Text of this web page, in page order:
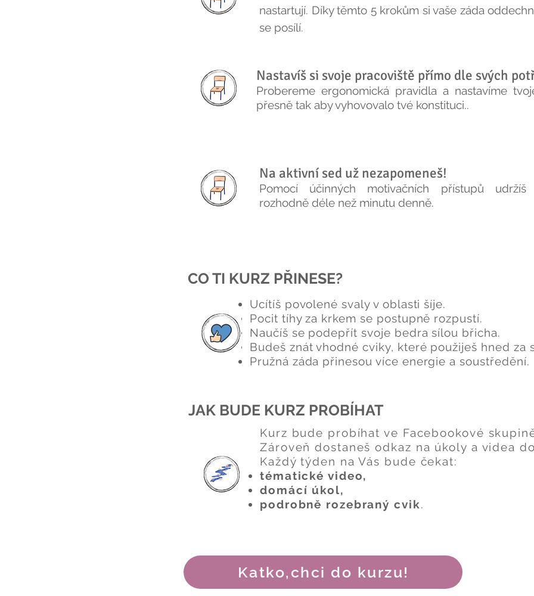
nastartují. Díky těmto 5 krokům si vaše záda
se posílí.
Nastavíš si svoje pracoviště přímo dle svých
Probereme ergonomická pravidla a nastavíme
přesně tak aby vyhovovalo tvé konstituci..
Na aktivní sed už nezapomeneš!
Pomocí účinných motivačních přístupů
rozhodně déle než minutu denně.
CO TI KURZ PŘINESE?
Ucítíš povolené svaly v oblasti šíje.
Pocit tíhy za krkem se postupně rozpustí.
Naučíš se podepřít svoje bedra sílou břicha.
Budeš znát vhodné cviky, které použiješ hned za
Pružná záda přinesou více energie a soustředění.
JAK BUDE KURZ PROBÍHAT
Kurz bude probíhat ve Facebookové
Zároveň dostaneš odkaz na úkoly a videa
Každý týden na Vás bude čekat:
tématické video,
domácí úkol,
podrobně rozebraný cvik.
Katko,chci do kurzu!